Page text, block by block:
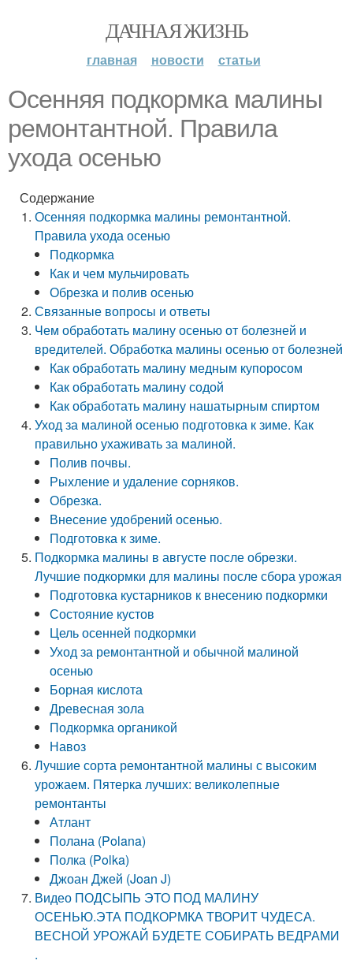
ДАЧНАЯ ЖИЗНЬ
главная новости статьи
Осенняя подкормка малины
ремонтантной. Правила
ухода осенью
Содержание
Осенняя подкормка малины ремонтантной.
Правила ухода осенью
Подкормка
Как и чем мульчировать
Обрезка и полив осенью
Связанные вопросы и ответы
Чем обработать малину осенью от болезней и
вредителей. Обработка малины осенью от болезней
Как обработать малину медным купоросом
Как обработать малину содой
Как обработать малину нашатырным спиртом
Уход за малиной осенью подготовка к зиме. Как
правильно ухаживать за малиной.
Полив почвы.
Рыхление и удаление сорняков.
Обрезка.
Внесение удобрений осенью.
Подготовка к зиме.
Подкормка малины в августе после обрезки.
Лучшие подкормки для малины после сбора урожая
Подготовка кустарников к внесению подкормки
Состояние кустов
Цель осенней подкормки
Уход за ремонтантной и обычной малиной
осенью
Борная кислота
Древесная зола
Подкормка органикой
Навоз
Лучшие сорта ремонтантной малины с высоким
урожаем. Пятерка лучших: великолепные
ремонтанты
Атлант
Полана (Polana)
Полка (Polka)
Джоан Джей (Joan J)
Видео ПОДСЫПЬ ЭТО ПОД МАЛИНУ
ОСЕНЬЮ.ЭТА ПОДКОРМКА ТВОРИТ ЧУДЕСА.
ВЕСНОЙ УРОЖАЙ БУДЕТЕ СОБИРАТЬ ВЕДРАМИ
.